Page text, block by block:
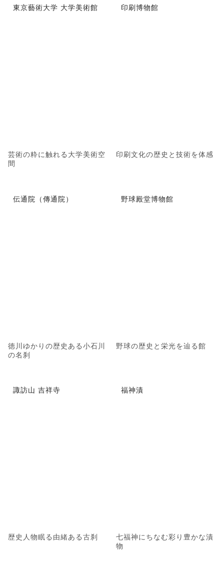
東京藝術大学 大学美術館
芸術の粋に触れる大学美術空
間
印刷博物館
印刷文化の歴史と技術を体感
伝通院（傳通院）
徳川ゆかりの歴史ある小石川
の名刹
野球殿堂博物館
野球の歴史と栄光を辿る館
諏訪山 吉祥寺
歴史人物眠る由緒ある古刹
福神漬
七福神にちなむ彩り豊かな漬
物